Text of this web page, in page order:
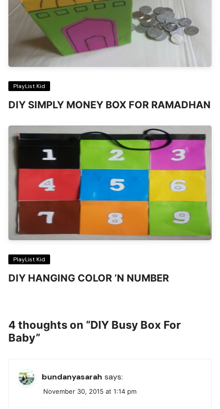
PlayList Kid
DIY SIMPLY MONEY BOX FOR RAMADHAN
PlayList Kid
DIY HANGING COLOR ‘N NUMBER
4 thoughts on “DIY Busy Box For
Baby”
bundanyasarah says:
November 30, 2015 at 1:14 pm